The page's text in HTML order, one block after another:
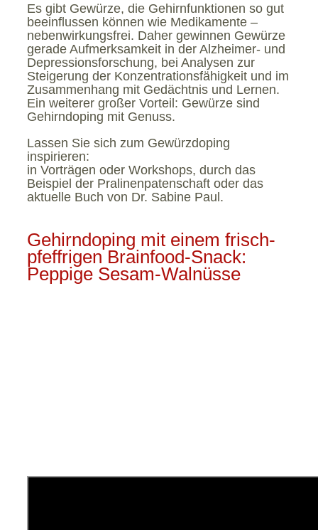
Es gibt Gewürze, die Gehirnfunktionen so gut
beeinflussen können wie Medikamente –
nebenwirkungsfrei. Daher gewinnen Gewürze
gerade Aufmerksamkeit in der Alzheimer- und
Depressionsforschung, bei Analysen zur
Steigerung der Konzentrationsfähigkeit und im
Zusammenhang mit Gedächtnis und Lernen.
Ein weiterer großer Vorteil: Gewürze sind
Gehirndoping mit Genuss.
Lassen Sie sich zum Gewürzdoping
inspirieren:
in Vorträgen oder Workshops, durch das
Beispiel der Pralinenpatenschaft oder das
aktuelle Buch von Dr. Sabine Paul.
Gehirndoping mit einem frisch-
pfeffrigen Brainfood-Snack:
Peppige Sesam-Walnüsse